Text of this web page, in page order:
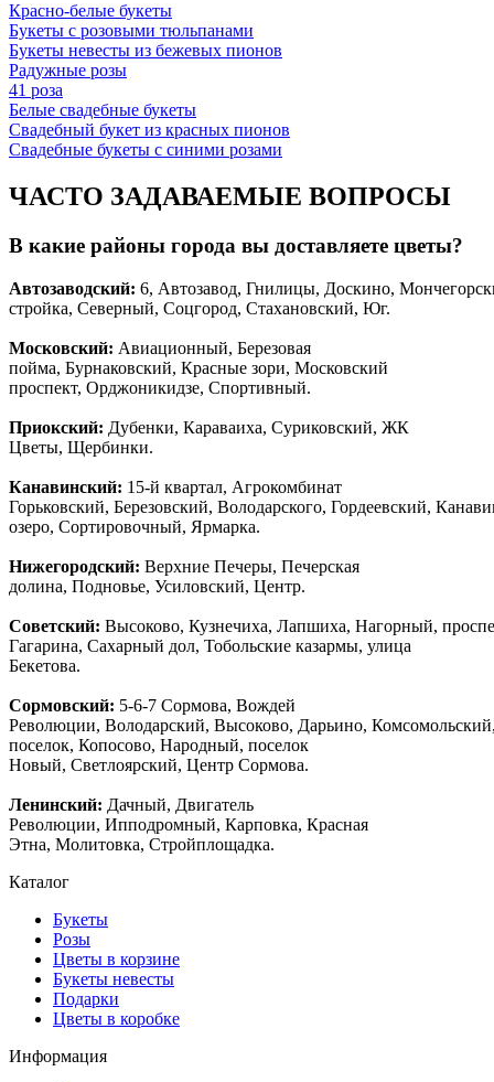
Красно-белые букеты
Букеты с розовыми тюльпанами
Букеты невесты из бежевых пионов
Радужные розы
41 роза
Белые свадебные букеты
Свадебный букет из красных пионов
Свадебные букеты с синими розами
ЧАСТО ЗАДАВАЕМЫЕ ВОПРОСЫ
В какие районы города вы доставляете цветы?
Автозаводский: 6, Автозавод, Гнилицы, Доскино,
стройка, Северный, Соцгород, Стахановский, Юг.
Московский: Авиационный, Березовая
пойма, Бурнаковский, Красные зори, Московский
проспект, Орджоникидзе, Спортивный.
Приокский: Дубенки, Караваиха, Суриковский, ЖК
Цветы, Щербинки.
Канавинский: 15-й квартал, Агрокомбинат
Горьковский, Березовский, Володарского, Гордеевский,
озеро, Сортировочный, Ярмарка.
Нижегородский: Верхние Печеры, Печерская
долина, Подновье, Усиловский, Центр.
Советский: Высоково, Кузнечиха, Лапшиха, Нагорный,
Гагарина, Сахарный дол, Тобольские казармы, улица
Бекетова.
Сормовский: 5-6-7 Сормова, Вождей
Революции, Володарский, Высоково, Дарьино,
поселок, Копосово, Народный, поселок
Новый, Светлоярский, Центр Сормова.
Ленинский: Дачный, Двигатель
Революции, Ипподромный, Карповка, Красная
Этна, Молитовка, Стройплощадка.
Каталог
Букеты
Розы
Цветы в корзине
Букеты невесты
Подарки
Цветы в коробке
Информация